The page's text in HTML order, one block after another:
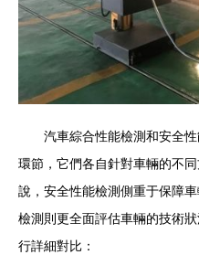
汽車綜合性能檢測和安全
環節，它們各自針對車輛的不
說，安全性能檢測側重于保障
檢測則更全面評估車輛的技術
行詳細對比：